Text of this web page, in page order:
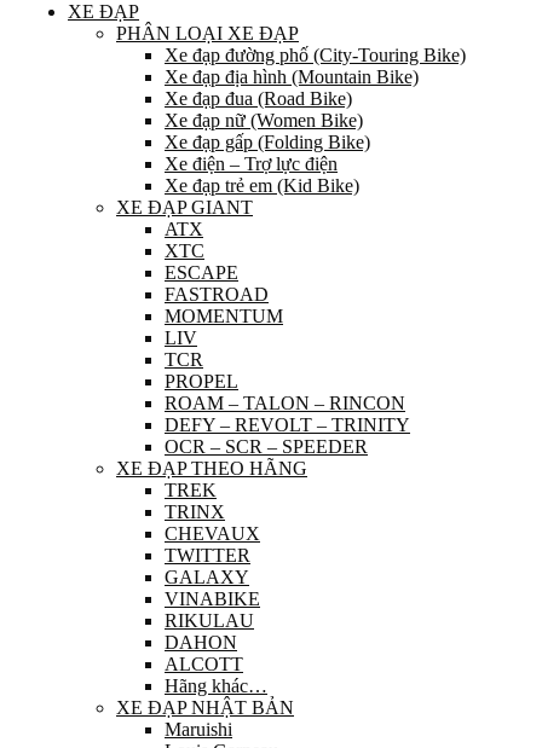
XE ĐẠP
PHÂN LOẠI XE ĐẠP
Xe đạp đường phố (City-Touring Bike)
Xe đạp địa hình (Mountain Bike)
Xe đạp đua (Road Bike)
Xe đạp nữ (Women Bike)
Xe đạp gấp (Folding Bike)
Xe điện – Trợ lực điện
Xe đạp trẻ em (Kid Bike)
XE ĐẠP GIANT
ATX
XTC
ESCAPE
FASTROAD
MOMENTUM
LIV
TCR
PROPEL
ROAM – TALON – RINCON
DEFY – REVOLT – TRINITY
OCR – SCR – SPEEDER
XE ĐẠP THEO HÃNG
TREK
TRINX
CHEVAUX
TWITTER
GALAXY
VINABIKE
RIKULAU
DAHON
ALCOTT
Hãng khác…
XE ĐẠP NHẬT BẢN
Maruishi